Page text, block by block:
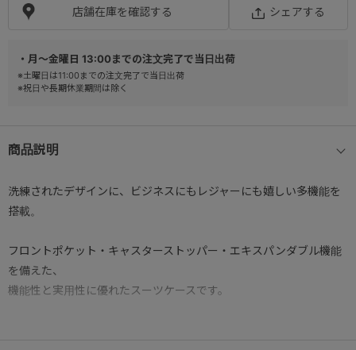
・月～金曜日 13:00までの注文完了で当日出荷
※土曜日は11:00までの注文完了で当日出荷
※祝日や長期休業期間は除く
商品説明
洗練されたデザインに、ビジネスにもレジャーにも嬉しい多機能を
搭載。
フロントポケット・キャスターストッパー・エキスパンダブル機能
を備えた、
機能性と実用性に優れたスーツケースです。
店舗在庫を確認する シェアする